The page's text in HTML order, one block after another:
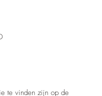
te vinden zijn op de